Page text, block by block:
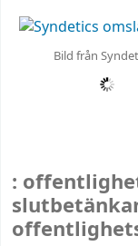
Bild från
: